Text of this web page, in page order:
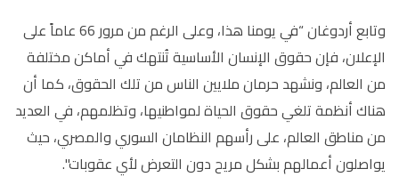
وتابع أردوغان “في يومنا هذا، وعلى الرغم من مرور 66 عاماً على
الإعلان، فإن حقوق الإنسان الأساسية تُنتهك في أماكن مختلفة
من العالم، ونشهد حرمان ملايين الناس من تلك الحقوق، كما أن
هناك أنظمة تلغي حقوق الحياة لمواطنيها، وتظلمهم، في العديد
من مناطق العالم، على رأسهم النظامان السوري والمصري، حيث
يواصلون أعمالهم بشكل مريح دون التعرض لأي عقوبات".